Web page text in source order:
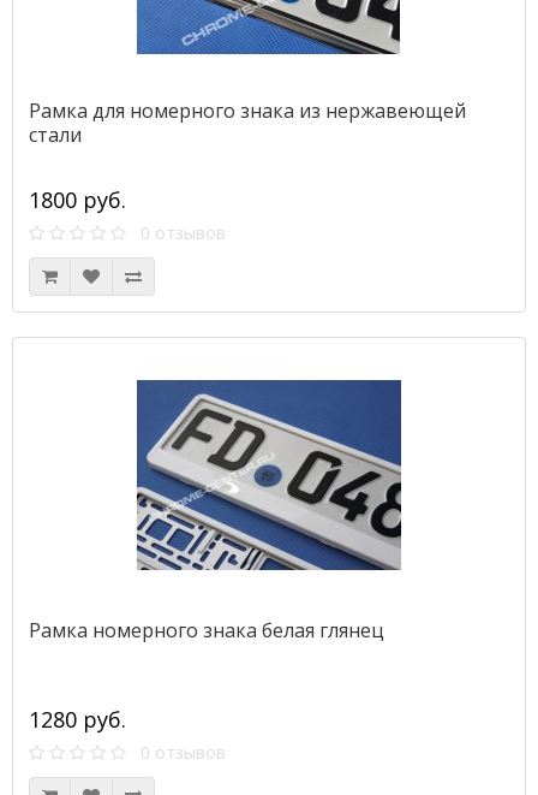
Рамка для номерного знака из нержавеющей
стали
1800 руб.
0 отзывов
Рамка номерного знака белая глянец
1280 руб.
0 отзывов